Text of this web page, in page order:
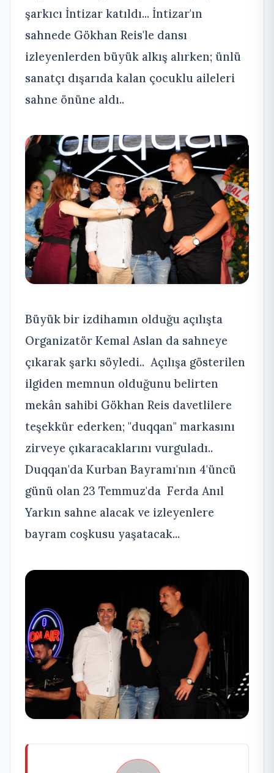
şarkıcı İntizar katıldı... İntizar'ın
sahnede Gökhan Reis'le dansı
izleyenlerden büyük alkış alırken; ünlü
sanatçı dışarıda kalan çocuklu aileleri
sahne önüne aldı..
Büyük bir izdihamın olduğu açılışta
Organizatör Kemal Aslan da sahneye
çıkarak şarkı söyledi.. Açılışa gösterilen
ilgiden memnun olduğunu belirten
mekân sahibi Gökhan Reis davetlilere
teşekkür ederken; "duqqan" markasını
zirveye çıkaracaklarını vurguladı..
Duqqan'da Kurban Bayramı'nın 4'üncü
günü olan 23 Temmuz'da Ferda Anıl
Yarkın sahne alacak ve izleyenlere
bayram coşkusu yaşatacak...